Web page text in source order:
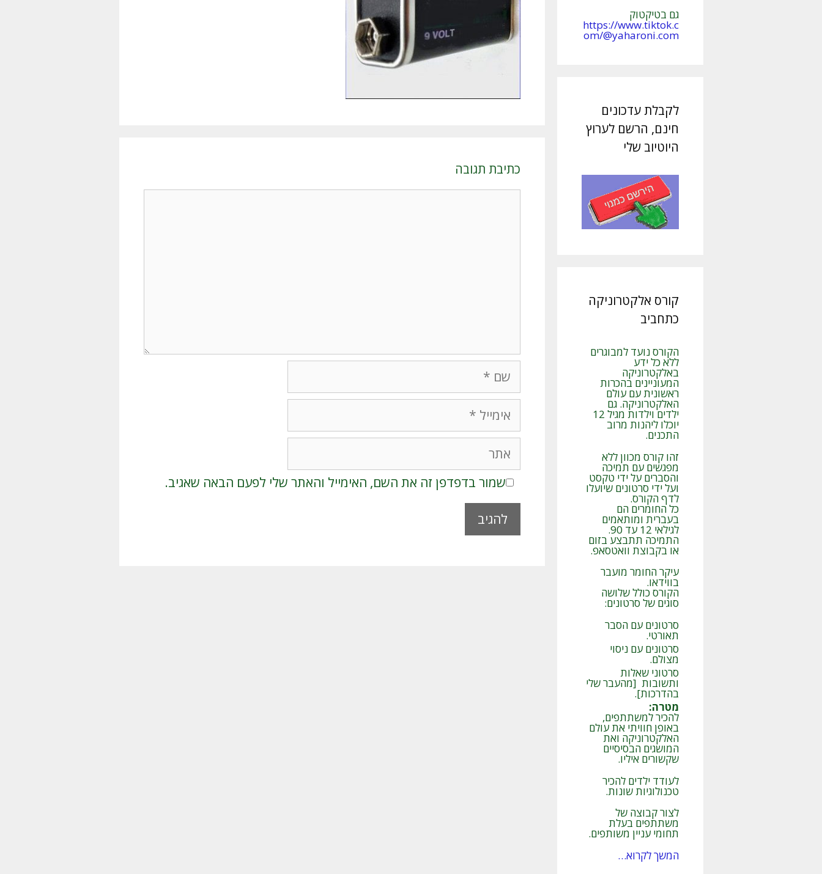
כתיבת תגובה
תגובה
שם
אימייל
אתר
שמור בדפדפן זה את השם, האימייל והאתר שלי לפעם הבאה שאגיב.
גם בטיקטוק
https://www.tiktok.c
om/@yaharoni.com
לקבלת עדכונים
חינם, הרשם לערוץ
היוטיוב שלי
קורס אלקטרוניקה
כתחביב
הקורס נועד למבוגרים
ללא כל ידע
באלקטרוניקה
המעוניינים בהכרות
ראשונית עם עולם
האלקטרוניקה. גם
ילדים וילדות מגיל 12
יוכלו ליהנות מרוב
התכנים.
זהו קורס מכוון ללא
מפגשים עם תמיכה
והסברים על ידי טקסט
ועל ידי סרטונים שיועלו
לדף הקורס.
כל החומרים הם
בעברית ומותאמים
לגילאי 12 עד 90.
התמיכה תתבצע בזום
או בקבוצת וואטסאפ.
עיקר החומר מועבר
בווידאו.
הקורס כולל שלושה
סוגים של סרטונים:
סרטונים עם הסבר
תאורטי.
סרטונים עם ניסוי
מצולם.
סרטוני שאלות
ותשובות [מהעבר שלי
בהדרכות].
מטרה:
להכיר למשתתפים,
באופן חוויתי את עולם
האלקטרוניקה ואת
המושגים הבסיסיים
שקשורים איליו.
לעודד ילדים להכיר
טכנולוגיות שונות.
לצור קבוצה של
משתתפים בעלת
תחומי עניין משותפים.
המשך לקרוא…